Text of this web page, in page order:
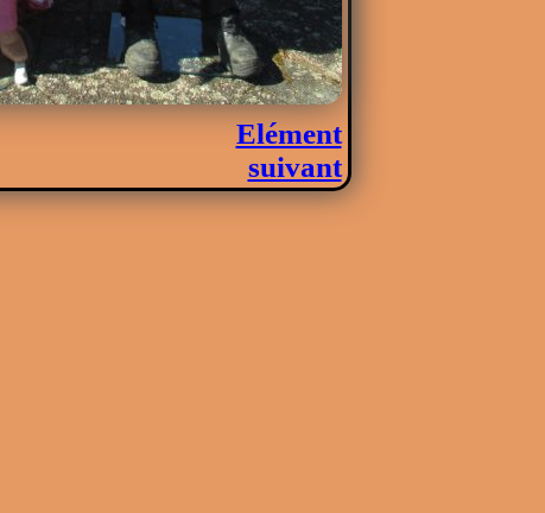
Elément
suivant